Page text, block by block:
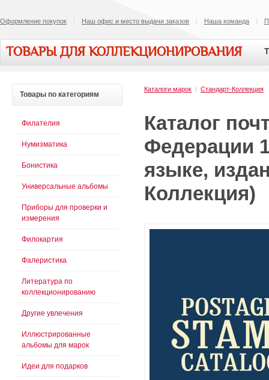
Оформление покупок Наш офис и место выдачи заказов Наша команда
ТОВАРЫ ДЛЯ КОЛЛЕКЦИОНИРОВАНИЯ
Каталоги марок | Стандарт-Коллекция
Каталог
Федерации
языке,
Коллекция)
Товары по категориям
Филателия
Нумизматика
Бонистика
Универсальные альбомы
Приборы для проверки и
измерения
Филокартия
Фалеристика
Литература по
коллекционированию
Другие увлечения
Иллюстрированные
альбомы для марок
Идеи для подарков